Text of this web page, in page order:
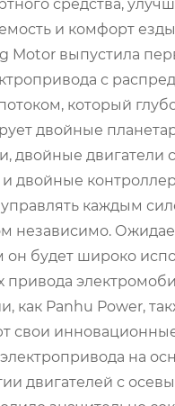
средства,
и комфорт
Motor выпустила
с
который
двойные
двойные двигатели
двойные
каждым
независимо.
будет широко
привода
как Panhu Power,
свои
на
двигателей с